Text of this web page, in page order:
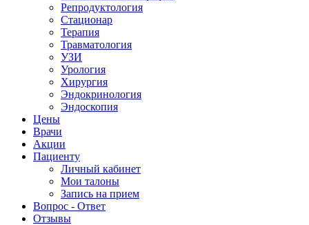
Репродуктология
Стационар
Терапия
Травматология
УЗИ
Урология
Хирургия
Эндокринология
Эндоскопия
Цены
Врачи
Акции
Пациенту
Личный кабинет
Мои талоны
Запись на прием
Вопрос - Ответ
Отзывы